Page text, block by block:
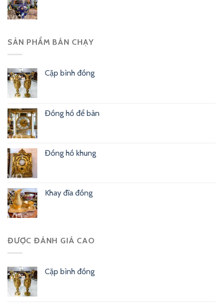
SẢN PHẨM BÁN CHẠY
Cặp bình đồng
Đồng hồ để bàn
Đồng hồ khung
Khay đĩa đồng
ĐƯỢC ĐÁNH GIÁ CAO
Cặp bình đồng